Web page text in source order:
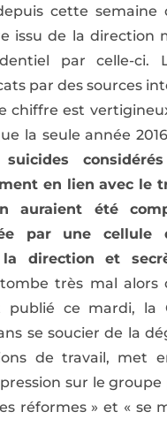
cette semaine
issu de la direction
par celle-ci.
par des sources
chiffre est
la seule année
en lien avec le
auraient été
par une cellule
direction et
très mal alors
publié ce mardi, la
se soucier de la
de travail, met
sur le groupe
réformes » et « se